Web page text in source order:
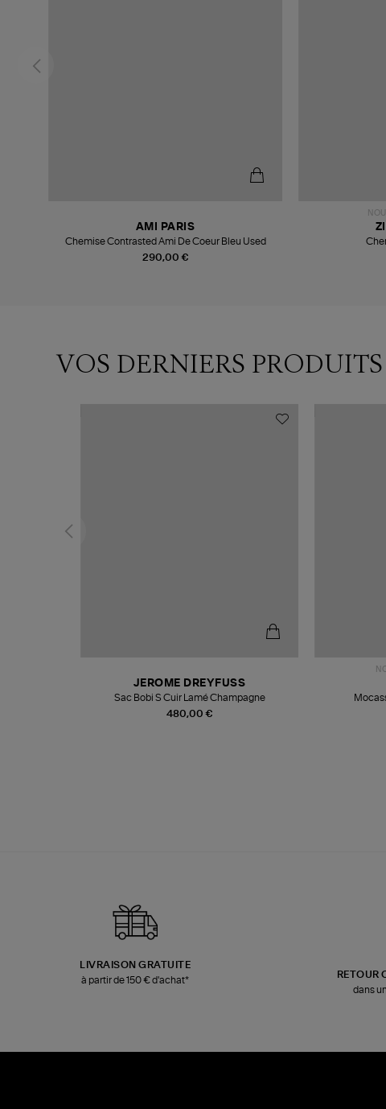
290,00 €
AMI PARIS
Chemise Contrasted Ami De Coeur Bleu Used
VOS DERNIERS
480,00 €
JEROME DREYFUSS
Sac Bobi S Cuir Lamé Champagne
LIVRAISON GRATUITE
à partir de 150 € d'achat*
RETOUR
dans